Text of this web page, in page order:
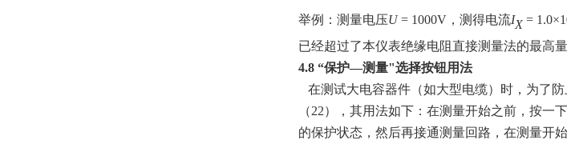
举例：测量电压U = 1000V ，测得电流IX = 1.0×
已经超过了本仪表绝缘电阻直接测量法的最高量
4.8 “保护—测量"选择按钮用法
在测试大电容器件（如大型电缆）时，为了
（22），其用法如下：在测量开始之前，按一
的保护状态，然后再接通测量回路，在测量开